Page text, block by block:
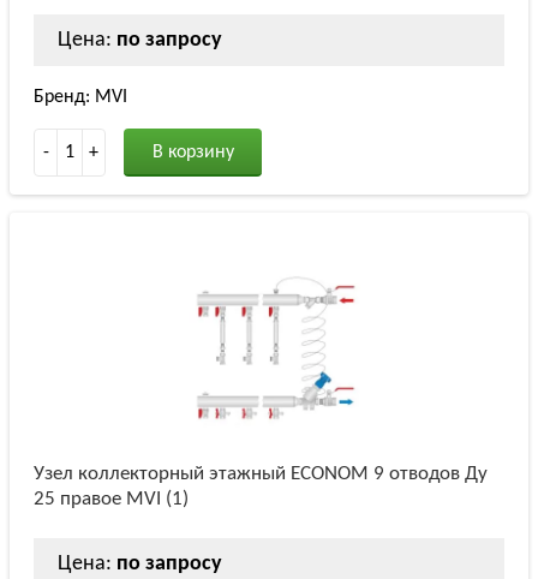
Цена: по запросу
Бренд: MVI
- 1 + В корзину
Узел коллекторный этажный ECONOM 9 отводов Ду
25 правое MVI (1)
Цена: по запросу